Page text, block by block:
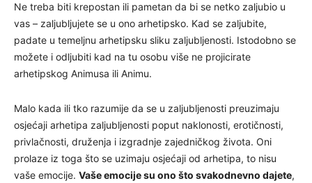
Ne treba biti krepostan ili pametan da bi se netko zaljubio u
vas – zaljubljujete se u ono arhetipsko. Kad se zaljubite,
padate u temeljnu arhetipsku sliku zaljubljenosti. Istodobno se
možete i odljubiti kad na tu osobu više ne projicirate
arhetipskog Animusa ili Animu.
Malo kada ili tko razumije da se u zaljubljenosti preuzimaju
osjećaji arhetipa zaljubljenosti poput naklonosti, erotičnosti,
privlačnosti, druženja i izgradnje zajedničkog života. Oni
prolaze iz toga što se uzimaju osjećaji od arhetipa, to nisu
vaše emocije. Vaše emocije su ono što svakodnevno dajete,